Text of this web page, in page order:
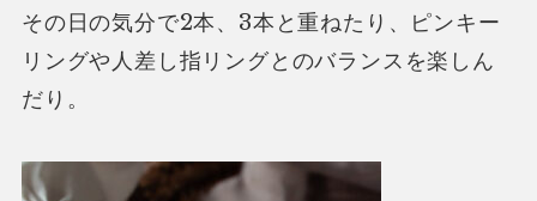
その日の気分で2本、3本と重ねたり、
ピンキー
リングや人差し指リングとのバランスを楽しん
だり。